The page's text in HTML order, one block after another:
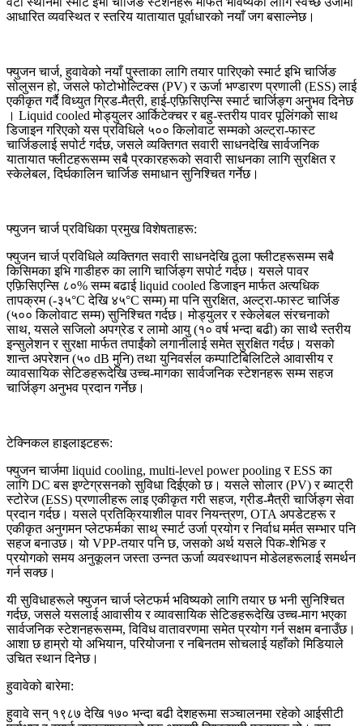
आधारित व्यवस्थित र स्तरिय यातायात पूर्वाधारको नयाँ जग बसाल्नेछ।
फ्युजन चार्ज, हुवावेको नयाँ पुस्ताका लागि तयार पारिएको स्मार्ट इभि चार्जिङ
सोलुसन हो, जसले फोटोभोल्टिक्स (PV) र ऊर्जा भण्डारण प्रणाली (ESS) लाई
एकीकृत गर्दै विध्युत ग्रिड-मैत्री, हाई-एफ़िसिएन्सि स्मार्ट चार्जिङ्ग अनुभव दिनेछ
। Liquid cooled मोड्युलर आर्किटेक्चर र बहु-स्तरीय पावर पूलिंगको साथ
डिजाइन गरिएको यस प्रविधिले ५०० किलोवाट सम्मको अल्ट्रा-फास्ट
चार्जिङलाई सपोर्ट गर्दछ, जसले व्यक्तिगत सवारी साधनदेखि सार्वजनिक
यातायात फ्लीटहरूसम्म सबै प्रकारहरूको सवारी साधनका लागि सुरक्षित र
स्केलेबल, दिर्घकालिन चार्जिङ समाधान सुनिश्चित गर्नेछ।
फ्युजन चार्ज प्रविधिका प्रमुख विशेषताहरू:
फ्युजन चार्ज प्रविधिले व्यक्तिगत सवारी साधनदेखि ठूला फ्लीटहरूसम्म सबै
किसिमका इभि गाडीहरु का लागि चार्जिङ्ग सपोर्ट गर्दछ। यसले पावर
एफ़िसिएन्सि ८०% सम्म बढाई liquid cooled डिजाइन मार्फत अत्यधिक
तापक्रम (-३५°C देखि ४५°C सम्म) मा पनि सुरक्षित, अल्ट्रा-फास्ट चार्जिङ
(५०० किलोवाट सम्म) सुनिश्चित गर्दछ। मोड्युलर र स्केलेबल संरचनाको
साथ, यसले सजिलो अपग्रेड र लामो आयु (१० वर्ष भन्दा बढी) का साथै स्तरीय
इन्सुलेशन र सुरक्षा मार्फत तपाईंको लगानीलाई समेत सुरक्षित गर्दछ। यसको
शान्त अपरेशन (५० dB मुनि) तथा युनिवर्सल कम्पाटिबिलिटिले आवासीय र
व्यावसायिक सेटिङहरूदेखि उच्च-मागका सार्वजनिक स्टेशनहरू सम्म सहज
चार्जिङ्ग अनुभव प्रदान गर्नेछ।
टेक्निकल हाइलाइटहरू:
फ्युजन चार्जमा liquid cooling, multi-level power pooling र ESS का
लागि DC बस इण्टेग्रसनको सुविधा दिईएको छ। यसले सोलार (PV) र ब्याट्री
स्टोरेज (ESS) प्रणालीहरू लाइ एकीकृत गरी सहज, ग्रीड-मैत्री चार्जिङ्ग सेवा
प्रदान गर्दछ। यसले प्रतिक्रियाशील पावर नियन्त्रण, OTA अपडेटहरू र
एकीकृत अनुगमन प्लेटफर्मका साथ् स्मार्ट उर्जा प्रयोग र निर्वाध मर्मत सम्भार पनि
सहज बनाउछ। यो VPP-तयार पनि छ, जसको अर्थ यसले पिक-शेभिङ र
प्रयोगको समय अनुकूलन जस्ता उन्नत ऊर्जा व्यवस्थापन मोडेलहरूलाई समर्थन
गर्न सक्छ।
यी सुविधाहरूले फ्युजन चार्ज प्लेटफर्म भविष्यको लागि तयार छ भनी सुनिश्चित
गर्दछ, जसले यसलाई आवासीय र व्यावसायिक सेटिङहरूदेखि उच्च-माग भएका
सार्वजनिक स्टेशनहरूसम्म, विविध वातावरणमा समेत प्रयोग गर्न सक्षम बनाउँछ।
आशा छ हाम्रो यो अभियान, परियोजना र नबिनतम सोचलाई यहाँको मिडियाले
उचित स्थान दिनेछ।
हुवावेको बारेमा:
हुवावे सन् १९८७ देखि १७० भन्दा बढी देशहरूमा सञ्चालनमा रहेको आईसीटी